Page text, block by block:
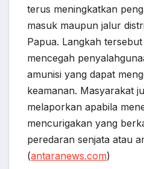
terus meningkatkan
masuk maupun jalur
Papua. Langkah
mencegah
amunisi yang dapat
keamanan. Masyarakat
melaporkan apabila
mencurigakan yang
peredaran senjata atau
(antaranews.com)